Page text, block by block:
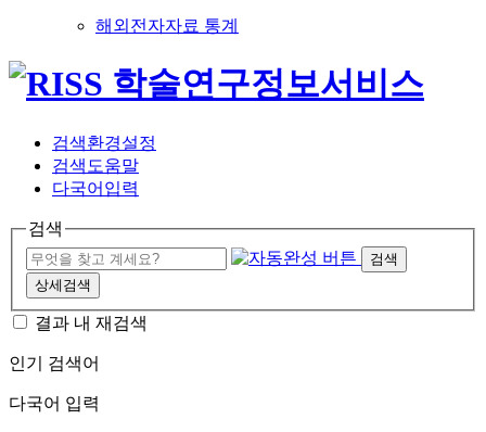
해외전자자료 통계
검색환경설정
검색도움말
다국어입력
검색
검색
상세검색
결과 내 재검색
인기 검색어
다국어 입력